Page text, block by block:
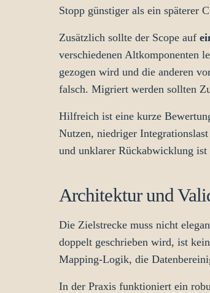
Stopp günstiger als ein späterer
Zusätzlich sollte der Scope auf
verschiedenen Altkomponenten
gezogen wird und die anderen
falsch. Migriert werden sollten
Hilfreich ist eine kurze
Nutzen, niedriger
und unklarer Rückabwicklung
Architektur und
Die Zielstrecke muss nicht
doppelt geschrieben wird, ist
Mapping-Logik, die
In der Praxis funktioniert ein